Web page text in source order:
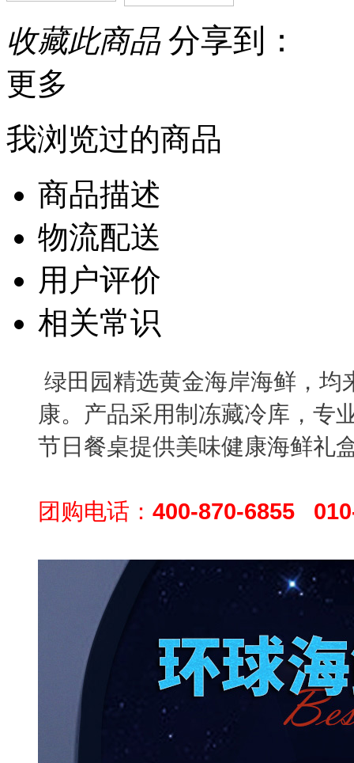
收藏此商品 分享到：
更多
我浏览过的商品
商品描述
物流配送
用户评价
相关常识
绿田园精选黄金海岸海鲜，
康。产品采用制冻藏冷库，专
节日餐桌提供美味健康海鲜礼
团购电话： 400-870-6855